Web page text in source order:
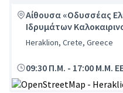
Αίθουσα «Οδυσσέας
Ιδρυμάτων
Heraklion, Crete, Greece
09:30 Π.Μ. - 17:00 Μ.Μ.